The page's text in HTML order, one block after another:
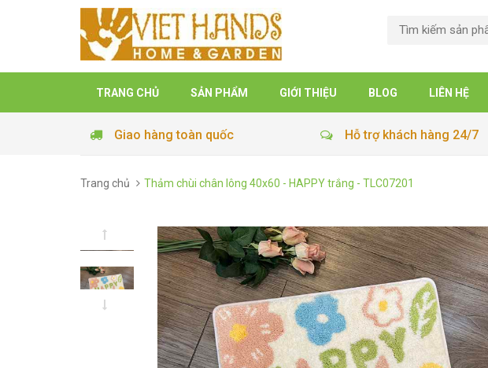
TRANG CHỦ SẢN PHẨM GIỚI THIỆU BLOG LIÊN HỆ
Giao hàng toàn quốc Hỗ trợ khách hàng 24/7
Trang chủ Thảm chùi chân lông 40x60 - HAPPY trắng - TLC07201